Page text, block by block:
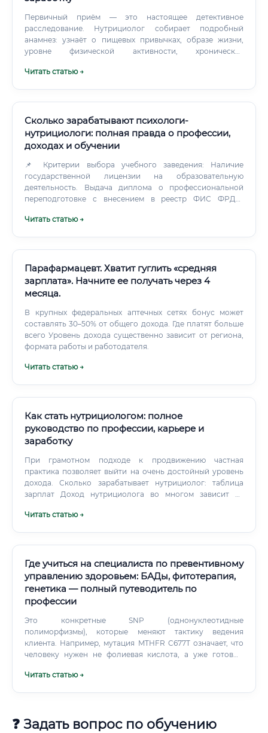
Первичный приём — это настоящее детективное
расследование. Нутрициолог собирает подробный
анамнез: узнаёт о пищевых привычках, образе жизни,
уровне физической активности, хронических
психологических особенностях отношения к еде.
Читать статью →
Сколько зарабатывают психологи-
нутрициологи: полная правда о профессии,
доходах и обучении
📌 Критерии выбора учебного заведения: Наличие
государственной лицензии на образовательную
деятельность. Выдача диплома о профессиональной
переподготовке с внесением в реестр ФИС ФРДО.
интернатуры в процессе обучения.
Читать статью →
Парафармацевт. Хватит гуглить «средняя
зарплата». Начните ее получать через 4
месяца.
В крупных федеральных аптечных сетях бонус может
составлять 30–50% от общего дохода. Где платят больше
всего Уровень дохода существенно зависит от региона,
формата работы и работодателя.
Читать статью →
Как стать нутрициологом: полное
руководство по профессии, карьере и
заработку
При грамотном подходе к продвижению частная
практика позволяет выйти на очень достойный уровень
дохода. Сколько зарабатывает нутрициолог: таблица
зарплат Доход нутрициолога во многом зависит от
понимать, что приведённые цифры — ориентировочные.
Читать статью →
Где учиться на специалиста по превентивному
управлению здоровьем: БАДы, фитотерапия,
генетика — полный путеводитель по
профессии
Это конкретные SNP (однонуклеотидные
полиморфизмы), которые меняют тактику ведения
клиента. Например, мутация MTHFR C677T означает, что
человеку нужен не фолиевая кислота, а уже готовый
Читать статью →
❓ Задать вопрос по обучению